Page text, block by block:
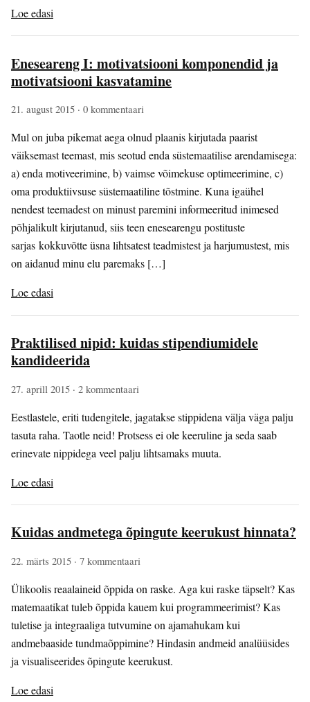
Loe edasi
Eneseareng I: motivatsiooni komponendid ja
motivatsiooni kasvatamine
21. august 2015 · 0 kommentaari
Mul on juba pikemat aega olnud plaanis kirjutada paarist
väiksemast teemast, mis seotud enda süstemaatilise arendamisega:
a) enda motiveerimine, b) vaimse võimekuse optimeerimine, c)
oma produktiivsuse süstemaatiline tõstmine. Kuna igaühel
nendest teemadest on minust paremini informeeritud inimesed
põhjalikult kirjutanud, siis teen enesearengu postituste
sarjas kokkuvõtte üsna lihtsatest teadmistest ja harjumustest, mis
on aidanud minu elu paremaks […]
Loe edasi
Praktilised nipid: kuidas stipendiumidele
kandideerida
27. aprill 2015 · 2 kommentaari
Eestlastele, eriti tudengitele, jagatakse stippidena välja väga palju
tasuta raha. Taotle neid! Protsess ei ole keeruline ja seda saab
erinevate nippidega veel palju lihtsamaks muuta.
Loe edasi
Kuidas andmetega õpingute keerukust hinnata?
22. märts 2015 · 7 kommentaari
Ülikoolis reaalaineid õppida on raske. Aga kui raske täpselt? Kas
matemaatikat tuleb õppida kauem kui programmeerimist? Kas
tuletise ja integraaliga tutvumine on ajamahukam kui
andmebaaside tundmaõppimine? Hindasin andmeid analüüsides
ja visualiseerides õpingute keerukust.
Loe edasi